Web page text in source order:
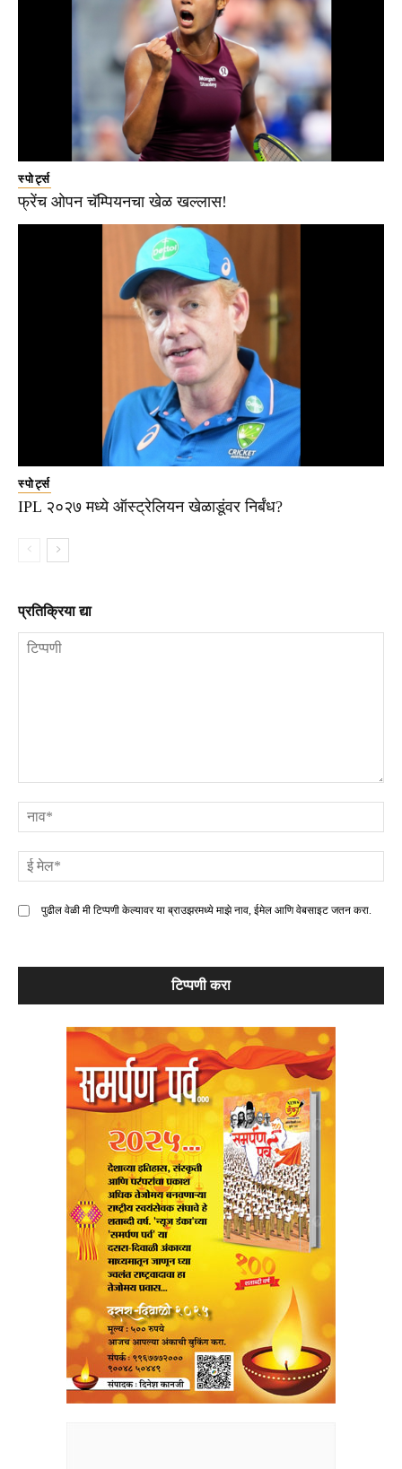
स्पोर्ट्स
फ्रेंच ओपन चॅम्पियनचा खेळ खल्लास!
स्पोर्ट्स
IPL २०२७ मध्ये ऑस्ट्रेलियन खेळाडूंवर निर्बंध?
प्रतिक्रिया द्या
पुढील वेळी मी टिप्पणी केल्यावर या ब्राउझरमध्ये माझे नाव, ईमेल आणि वेबसाइट जतन करा.